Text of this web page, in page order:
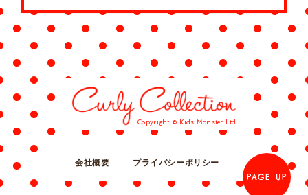
Copyright © Kids Monster Ltd.
会社概要
プライバシーポリシー
PAGE UP